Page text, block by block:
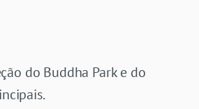
do Buddha Park e do